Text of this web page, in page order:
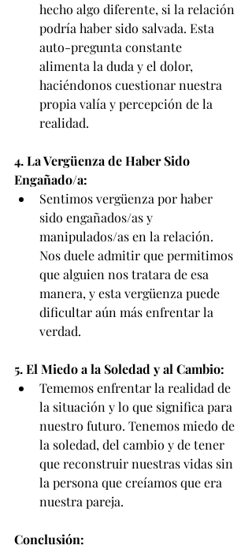
hecho algo diferente, si la relación
podría haber sido salvada. Esta
auto-pregunta constante
alimenta la duda y el dolor,
haciéndonos cuestionar nuestra
propia valía y percepción de la
realidad.
4. La Vergüenza de Haber Sido
Engañado/a:
Sentimos vergüenza por haber
sido engañados/as y
manipulados/as en la relación.
Nos duele admitir que permitimos
que alguien nos tratara de esa
manera, y esta vergüenza puede
dificultar aún más enfrentar la
verdad.
5. El Miedo a la Soledad y al Cambio:
Tememos enfrentar la realidad de
la situación y lo que significa para
nuestro futuro. Tenemos miedo de
la soledad, del cambio y de tener
que reconstruir nuestras vidas sin
la persona que creíamos que era
nuestra pareja.
Conclusión: